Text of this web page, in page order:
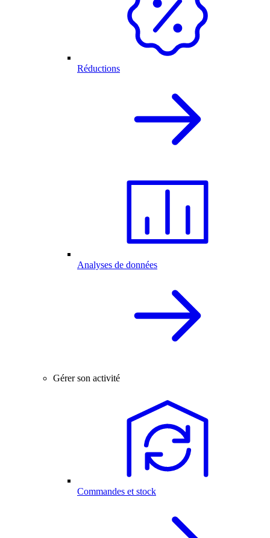
Réductions
Analyses de données
Gérer son activité
Commandes et stock